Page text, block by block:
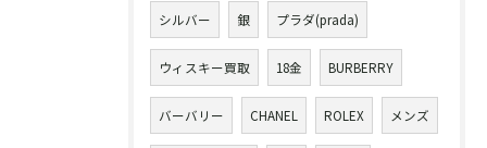
シルバー 銀 プラダ(prada)
ウィスキー買取 18金 BURBERRY
バーバリー CHANEL ROLEX メンズ